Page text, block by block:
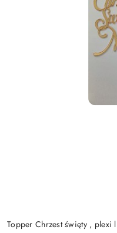
Topper Chrzest święty , plexi